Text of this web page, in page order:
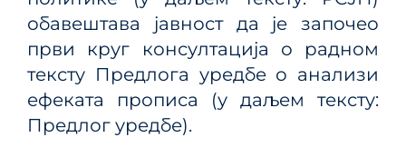
обавештава јавност да је започео
први круг консултација о радном
тексту Предлога уредбе о анализи
ефеката прописа (у даљем тексту:
Предлог уредбе).